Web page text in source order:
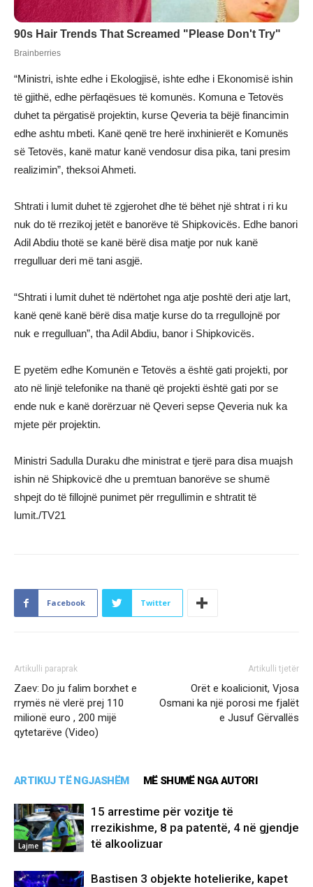
“Ministri, ishte edhe i Ekologjisë, ishte edhe i Ekonomisë ishin
të gjithë, edhe përfaqësues të komunës. Komuna e Tetovës
duhet ta përgatisë projektin, kurse Qeveria ta bëjë financimin
edhe ashtu mbeti. Kanë qenë tre herë inxhinierët e Komunës
së Tetovës, kanë matur kanë vendosur disa pika, tani presim
realizimin”, theksoi Ahmeti.
Shtrati i lumit duhet të zgjerohet dhe të bëhet një shtrat i ri ku
nuk do të rrezikoj jetët e banorëve të Shipkovicës. Edhe banori
Adil Abdiu thotë se kanë bërë disa matje por nuk kanë
rregulluar deri më tani asgjë.
“Shtrati i lumit duhet të ndërtohet nga atje poshtë deri atje lart,
kanë qenë kanë bërë disa matje kurse do ta rregullojnë por
nuk e rregulluan”, tha Adil Abdiu, banor i Shipkovicës.
E pyetëm edhe Komunën e Tetovës a është gati projekti, por
ato në linjë telefonike na thanë që projekti është gati por se
ende nuk e kanë dorërzuar në Qeveri sepse Qeveria nuk ka
mjete për projektin.
Ministri Sadulla Duraku dhe ministrat e tjerë para disa muajsh
ishin në Shipkovicë dhe u premtuan banorëve se shumë
shpejt do të fillojnë punimet për rregullimin e shtratit të
lumit./TV21
Facebook Twitter
Artikulli paraprak
Zaev: Do ju falim borxhet e
rrymës në vlerë prej 110
milionë euro , 200 mijë
qytetarëve (Video)
Artikulli tjetër
Orët e koalicionit, Vjosa
Osmani ka një porosi me fjalët
e Jusuf Gërvallës
ARTIKUJ TË NGJASHËM MË SHUMË NGA AUTORI
Lajme
15 arrestime për vozitje të
rrezikishme, 8 pa patentë, 4 në gjendje
të alkoolizuar
Bastisen 3 objekte hotelierike, kapet